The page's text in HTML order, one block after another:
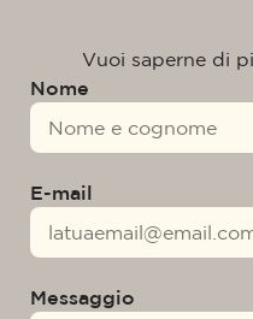
Vuoi saperne di
Nome
E-mail
Messaggio